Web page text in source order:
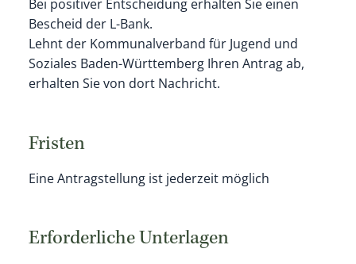
Bei positiver Entscheidung erhalten Sie einen
Bescheid der L-Bank.
Lehnt der Kommunalverband für Jugend und
Soziales Baden-Württemberg Ihren Antrag ab,
erhalten Sie von dort Nachricht.
Fristen
Eine Antragstellung ist jederzeit möglich
Erforderliche Unterlagen